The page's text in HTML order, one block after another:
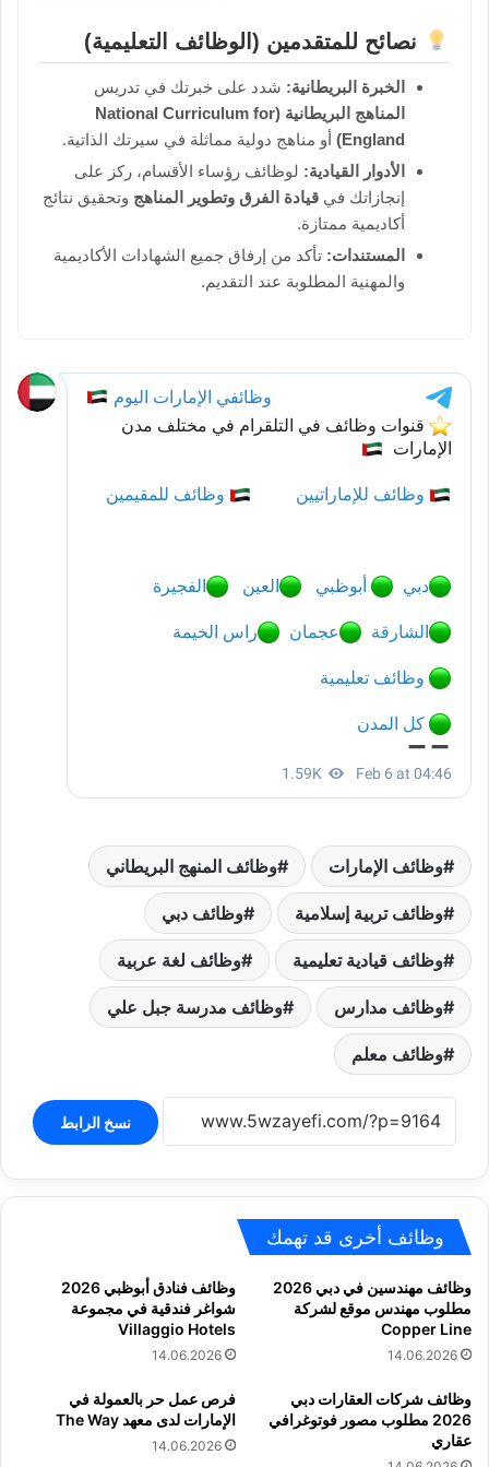
نصائح للمتقدمين (الوظائف التعليمية)
الخبرة البريطانية: شدد على خبرتك في تدريس
المناهج البريطانية (National Curriculum for
England)
أو مناهج دولية مماثلة في سيرتك الذاتية.
الأدوار القيادية: لوظائف رؤساء الأقسام، ركز على
إنجازاتك في قيادة الفرق وتطوير المناهج وتحقيق نتائج
أكاديمية ممتازة.
المستندات: تأكد من إرفاق جميع الشهادات الأكاديمية
والمهنية المطلوبة عند التقديم.
وظائف الإمارات وظائف المنهج البريطاني
وظائف تربية إسلامية وظائف دبي
وظائف قيادية تعليمية وظائف لغة عربية
وظائف مدارس وظائف مدرسة جبل علي
وظائف معلم
نسخ الرابط
وظائف أخرى قد تهمك
وظائف مهندسين في دبي 2026
مطلوب مهندس موقع لشركة
Copper Line
14.06.2026
وظائف فنادق أبوظبي 2026
شواغر فندقية في مجموعة
Villaggio Hotels
14.06.2026
وظائف شركات العقارات دبي
2026 مطلوب مصور فوتوغرافي
عقاري
فرص عمل حر بالعمولة في
الإمارات لدى معهد The Way
14.06.2026